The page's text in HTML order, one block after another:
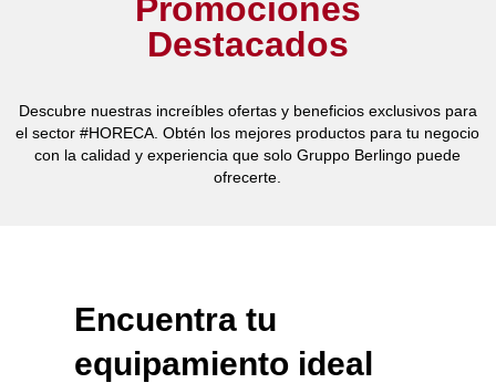
Promociones
Destacados
Descubre nuestras increíbles ofertas y beneficios exclusivos para
el sector #HORECA. Obtén los mejores productos para tu negocio
con la calidad y experiencia que solo Gruppo Berlingo puede
ofrecerte.
Encuentra tu
equipamiento ideal